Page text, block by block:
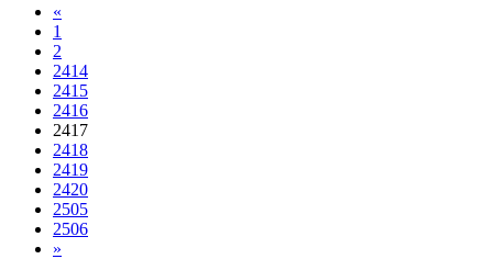
«
1
2
2414
2415
2416
2417
2418
2419
2420
2505
2506
»